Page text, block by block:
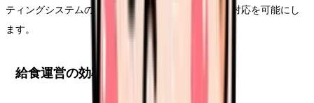
ティングシステムの活用により、問題の早期発見と対応を可能にし
ます。
給食運営の効率化